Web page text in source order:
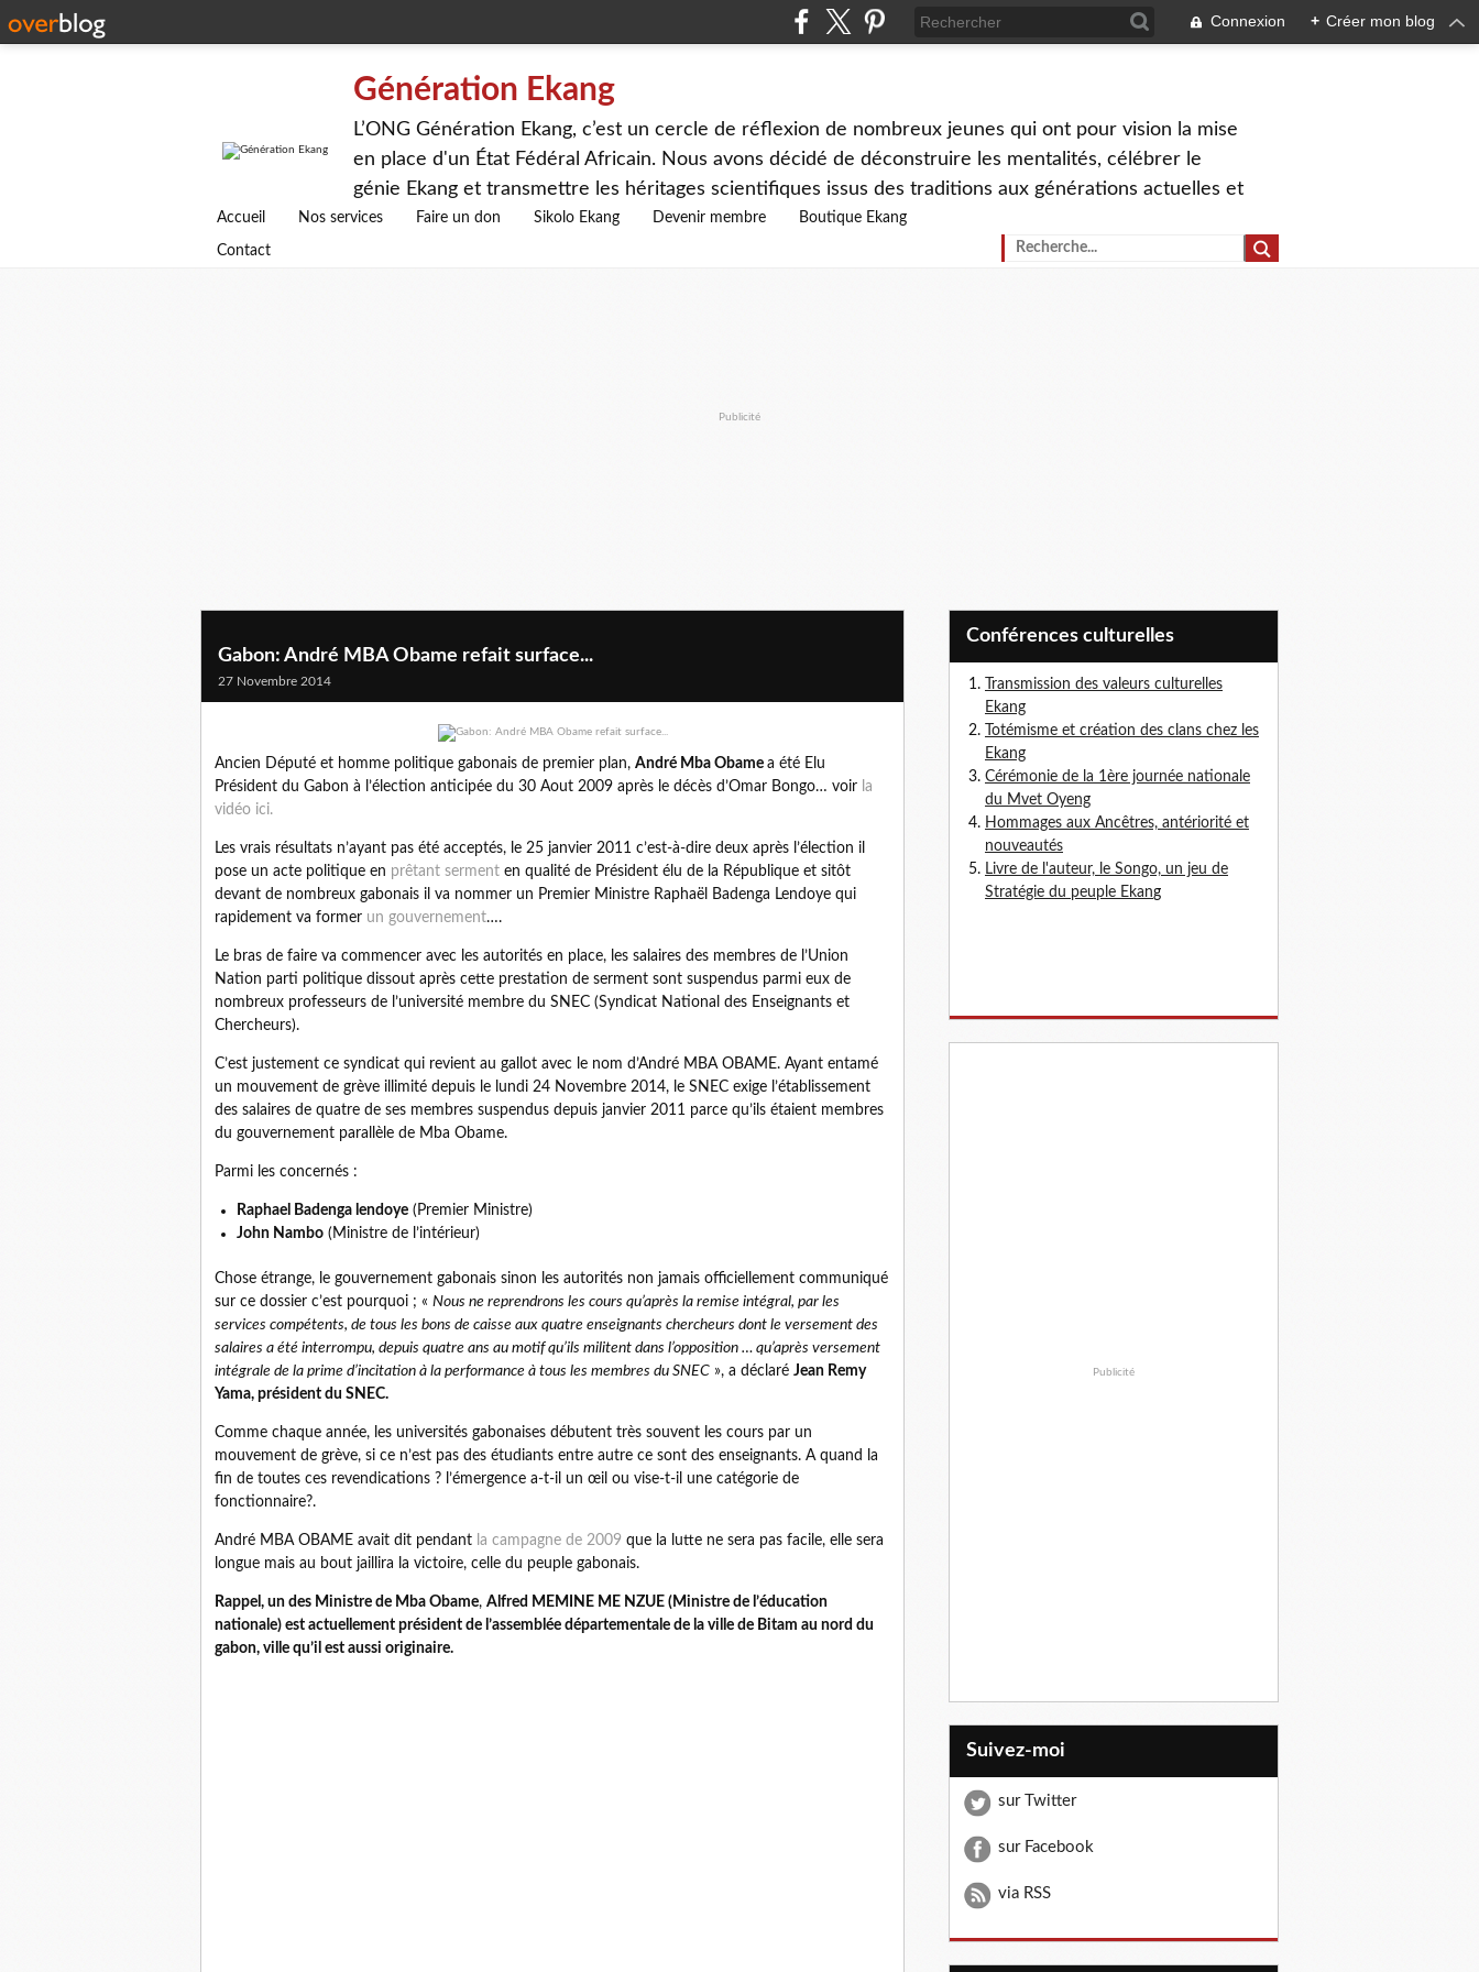
Connexion + Créer mon blog
Génération Ekang
L’ONG Génération Ekang, c’est un cercle de réflexion de nombreux jeunes qui ont pour vision la mise
en place d'un État Fédéral Africain. Nous avons décidé de déconstruire les mentalités, célébrer le
génie Ekang et transmettre les héritages scientifiques issus des traditions aux générations actuelles et
avenirs.
Accueil Nos services Faire un don Sikolo Ekang Devenir membre Boutique Ekang
Contact
Publicité
Gabon: André MBA Obame refait surface...
27 Novembre 2014
Ancien Député et homme politique gabonais de premier plan, André Mba Obame a été Elu
Président du Gabon à l’élection anticipée du 30 Aout 2009 après le décès d’Omar Bongo… voir la
vidéo ici.
Les vrais résultats n’ayant pas été acceptés, le 25 janvier 2011 c’est-à-dire deux après l’élection il
pose un acte politique en prêtant serment en qualité de Président élu de la République et sitôt
devant de nombreux gabonais il va nommer un Premier Ministre Raphaël Badenga Lendoye qui
rapidement va former un gouvernement….
Le bras de faire va commencer avec les autorités en place, les salaires des membres de l’Union
Nation parti politique dissout après cette prestation de serment sont suspendus parmi eux de
nombreux professeurs de l’université membre du SNEC (Syndicat National des Enseignants et
Chercheurs).
C’est justement ce syndicat qui revient au gallot avec le nom d’André MBA OBAME. Ayant entamé
un mouvement de grève illimité depuis le lundi 24 Novembre 2014, le SNEC exige l’établissement
des salaires de quatre de ses membres suspendus depuis janvier 2011 parce qu’ils étaient membres
du gouvernement parallèle de Mba Obame.
Parmi les concernés :
Raphael Badenga lendoye (Premier Ministre)
John Nambo (Ministre de l’intérieur)
Chose étrange, le gouvernement gabonais sinon les autorités non jamais officiellement communiqué
sur ce dossier c’est pourquoi ; « Nous ne reprendrons les cours qu’après la remise intégral, par les
services compétents, de tous les bons de caisse aux quatre enseignants chercheurs dont le versement des
salaires a été interrompu, depuis quatre ans au motif qu’ils militent dans l’opposition … qu’après versement
intégrale de la prime d’incitation à la performance à tous les membres du SNEC », a déclaré Jean Remy
Yama, président du SNEC.
Comme chaque année, les universités gabonaises débutent très souvent les cours par un
mouvement de grève, si ce n’est pas des étudiants entre autre ce sont des enseignants. A quand la
fin de toutes ces revendications ? l’émergence a-t-il un œil ou vise-t-il une catégorie de
fonctionnaire?.
André MBA OBAME avait dit pendant la campagne de 2009 que la lutte ne sera pas facile, elle sera
longue mais au bout jaillira la victoire, celle du peuple gabonais.
Rappel, un des Ministre de Mba Obame, Alfred MEMINE ME NZUE (Ministre de l’éducation
nationale) est actuellement président de l’assemblée départementale de la ville de Bitam au nord du
gabon, ville qu’il est aussi originaire.
Conférences culturelles
Transmission des valeurs culturelles
Ekang
Totémisme et création des clans chez les
Ekang
Cérémonie de la 1ère journée nationale
du Mvet Oyeng
Hommages aux Ancêtres, antériorité et
nouveautés
Livre de l'auteur, le Songo, un jeu de
Stratégie du peuple Ekang
Publicité
Suivez-moi
sur Twitter
sur Facebook
via RSS